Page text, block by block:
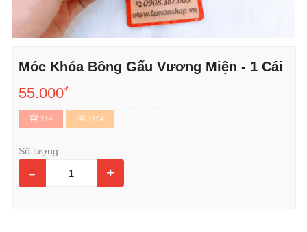
Móc Khóa Bông Gấu Vương Miện - 1 Cái
55.000đ
214 1894
Số lượng:
- +